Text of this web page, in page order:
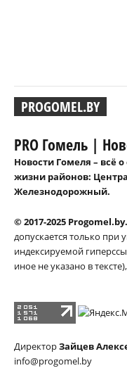
PROGOMEL.BY
PRO Гомель |
Новости Гомеля – всё
жизни районов:
Железнодорожный.
© 2017-2025 Progomel.by.
допускается только при
индексируемой
иное не указано в
ДиректорЗайцев
info@progomel.by